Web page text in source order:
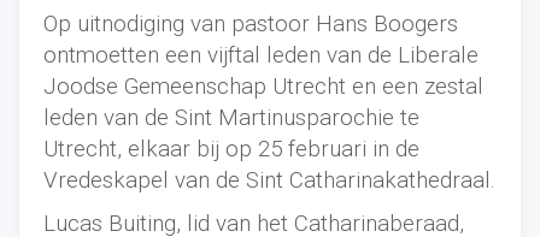
Op uitnodiging van pastoor Hans Boogers
ontmoetten een vijftal leden van de Liberale
Joodse Gemeenschap Utrecht en een zestal
leden van de Sint Martinusparochie te
Utrecht, elkaar bij op 25 februari in de
Vredeskapel van de Sint Catharinakathedraal.
Lucas Buiting, lid van het Catharinaberaad,